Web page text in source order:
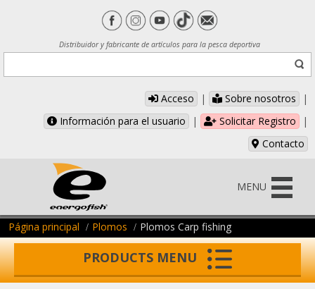
Distribuidor y fabricante de artículos para la pesca deportiva
Acceso | Sobre nosotros
|
Información para el usuario
| Solicitar Registro
|
Contacto
MENU
Página principal Plomos Plomos Carp fishing
PRODUCTS MENU